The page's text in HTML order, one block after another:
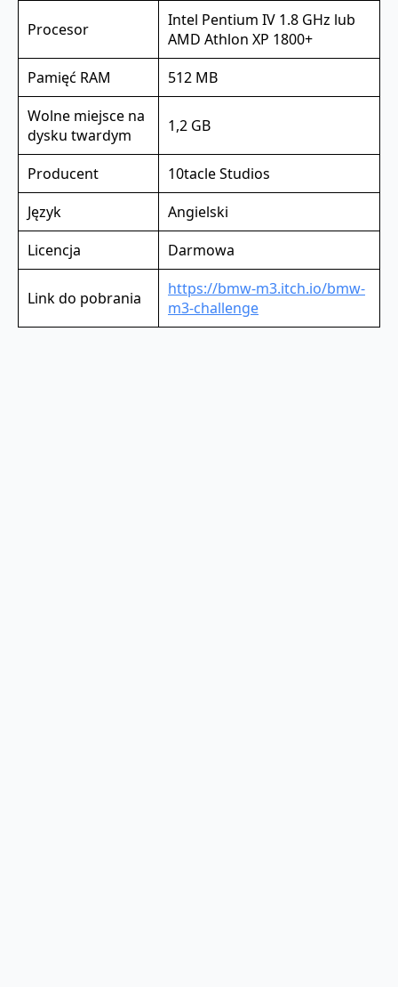
Procesor
Intel Pentium IV 1.8 GHz lub
AMD Athlon XP 1800+
Pamięć RAM
512 MB
Wolne miejsce na
dysku twardym
1,2 GB
Producent
10tacle Studios
Język
Angielski
Licencja
Darmowa
Link do pobrania
https://bmw-m3.itch.io/bmw-
m3-challenge